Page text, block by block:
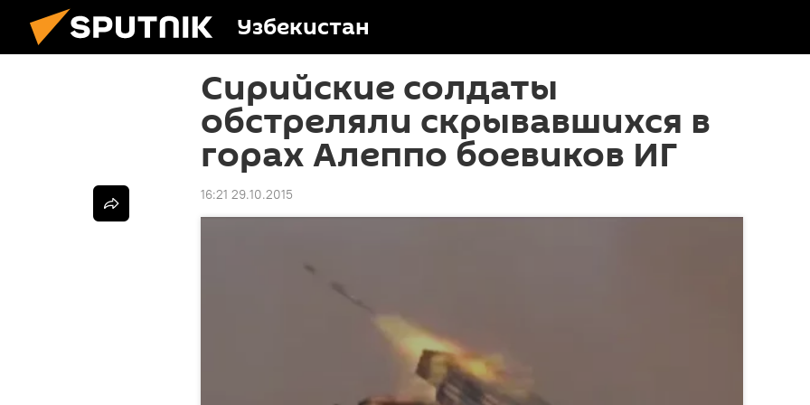
Узбекистан
Сирийские солдаты
обстреляли скрывавшихся в
горах Алеппо боевиков ИГ
16:21 29.10.2015